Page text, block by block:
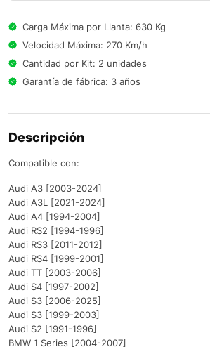
Carga Máxima por Llanta: 630 Kg
Velocidad Máxima: 270 Km/h
Cantidad por Kit: 2 unidades
Garantía de fábrica: 3 años
Descripción
Compatible con:
Audi A3 [2003-2024]
Audi A3L [2021-2024]
Audi A4 [1994-2004]
Audi RS2 [1994-1996]
Audi RS3 [2011-2012]
Audi RS4 [1999-2001]
Audi TT [2003-2006]
Audi S4 [1997-2002]
Audi S3 [2006-2025]
Audi S3 [1999-2003]
Audi S2 [1991-1996]
BMW 1 Series [2004-2007]